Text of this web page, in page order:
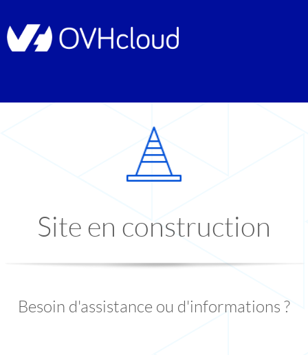
Site en construction
Besoin d'assistance ou d'informations ?